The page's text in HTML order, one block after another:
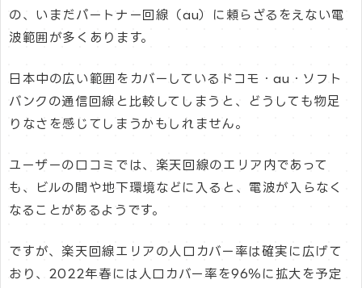
の、いまだパートナー回線（au）に頼らざるをえない電
波範囲が多くあります。
日本中の広い範囲をカバーしているドコモ・au・ソフト
バンクの通信回線と比較してしまうと、どうしても物足
りなさを感じてしまうかもしれません。
ユーザーの口コミでは、楽天回線のエリア内であって
も、ビルの間や地下環境などに入ると、電波が入らなく
なることがあるようです。
ですが、楽天回線エリアの人口カバー率は確実に広げて
おり、2022年春には人口カバー率を96％に拡大を予定